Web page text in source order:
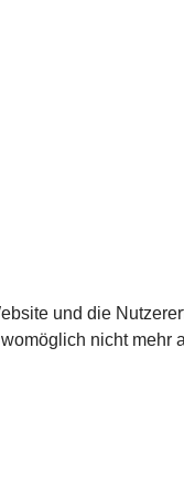
und die
nicht mehr